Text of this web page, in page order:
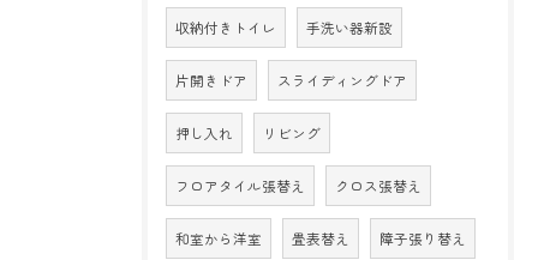
収納付きトイレ 手洗い器新設
片開きドア スライディングドア
押し入れ リビング
フロアタイル張替え クロス張替え
和室から洋室 畳表替え 障子張り替え